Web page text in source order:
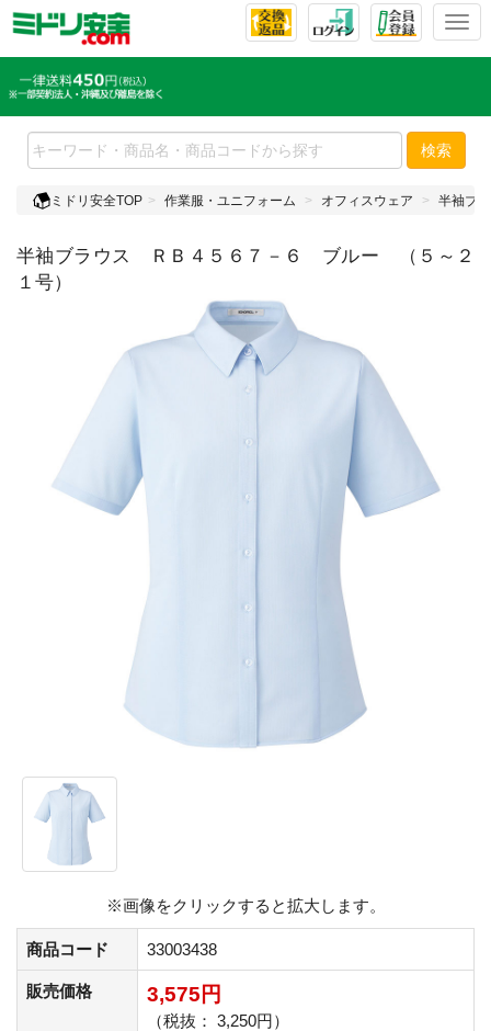
T
l
e
n
v
g
検索
ミドリ安全TOP 作業服・ユニフォーム オフィスウェア 半袖ブ
半袖ブラウス ＲＢ４５６７－６ ブルー （５～２
１号）
※画像をクリックすると拡大します。
商品コード 33003438
販売価格 3,575円
（税抜： 3,250円）